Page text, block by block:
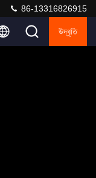
86-13316826915
উদ্ধৃতি